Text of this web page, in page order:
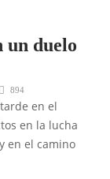
un duelo
894
en el
en la lucha
en el camino